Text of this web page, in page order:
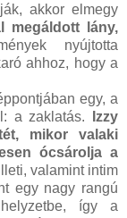
akkor elmegy
megáldott lány,
nyújtotta
ahhoz, hogy a
egy, a
a zaklatás. Izzy
mikor valaki
ócsárolja a
valamint intim
egy nagy rangú
így a